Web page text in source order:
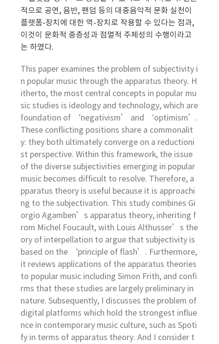
적으로 공연, 음반, 팬덤 등의 대중음악적 문화 실천이
플랫폼-장치에 대한 역-장치로 작용할 수 있다는 점과,
이것이 문화적 중층성과 점멸적 주체성의 수행이라고
논 하였다.
This paper examines the problem of subjectivity i
n popular music through the apparatus theory. H
itherto, the most central concepts in popular mu
sic studies is ideology and technology, which are
foundation of ‘negativism’ and ‘optimism’.
These conflicting positions share a commonalit
y: they both ultimately converge on a reductioni
st perspective. Within this framework, the issue
of the diverse subjectivities emerging in popular
music becomes difficult to resolve. Therefore, a
pparatus theory is useful because it is approachi
ng to the subjectivation. This study combines Gi
orgio Agamben’s apparatus theory, inheriting f
rom Michel Foucault, with Louis Althusser’s the
ory of interpellation to argue that subjectivity is
based on the ‘principle of flash’. Furthermore,
it reviews applications of the apparatus theories
to popular music including Simon Frith, and confi
rms that these studies are largely preliminary in
nature. Subsequently, I discusses the problem of
digital platforms which hold the strongest influe
nce in contemporary music culture, such as Spoti
fy in terms of apparatus theory. And I consider t